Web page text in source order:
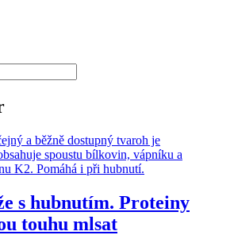
s hubnutím. Proteiny
touhu mlsat